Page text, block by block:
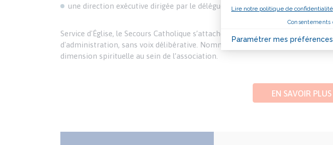
une direction exécutive dirigée par le délégué général de l’association.
Service d'Église, le Secours Catholique s’attache les services d’un aumônier
d'administration, sans voix délibérative. Nommé par la Conférence des
dimension spirituelle au sein de l’association.
EN SAVOIR PLUS